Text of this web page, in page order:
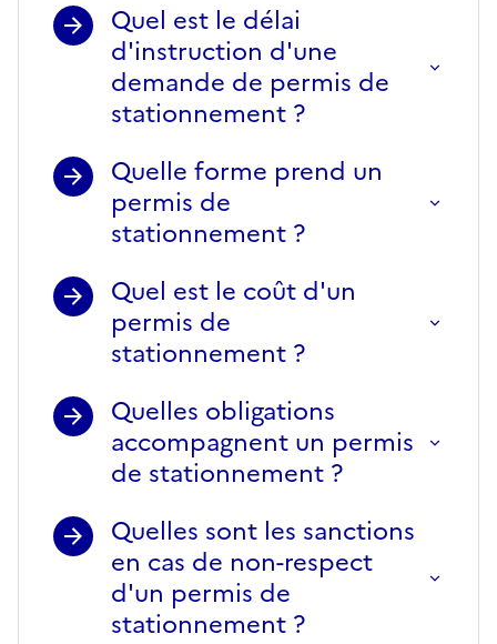
Quel est le délai
d'instruction d'une
demande de permis de
stationnement ?
Quelle forme prend un
permis de
stationnement ?
Quel est le coût d'un
permis de
stationnement ?
Quelles obligations
accompagnent un permis
de stationnement ?
Quelles sont les sanctions
en cas de non-respect
d'un permis de
stationnement ?